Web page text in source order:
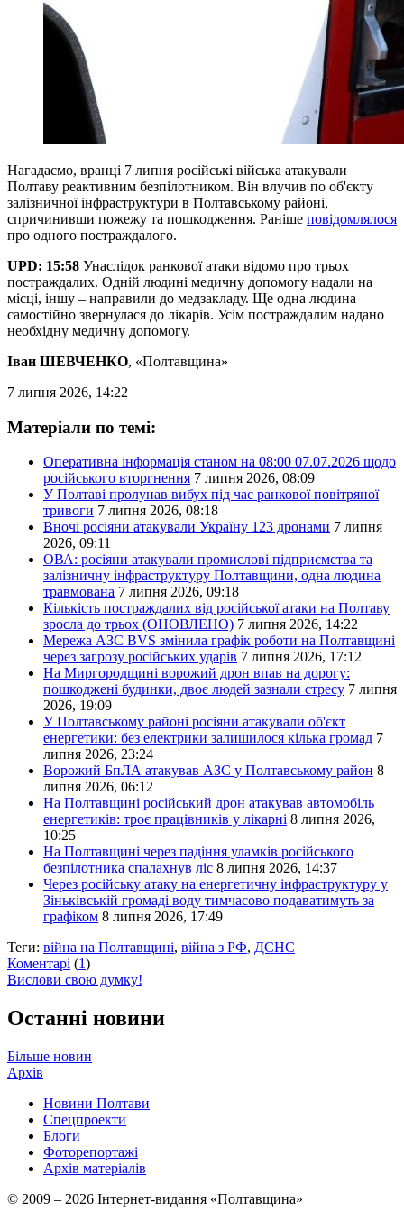
Нагадаємо, вранці 7 липня російські війська атакували
Полтаву реактивним безпілотником. Він влучив по об'єкту
залізничної інфраструктури в Полтавському районі,
спричинивши пожежу та пошкодження. Раніше повідомлялося
про одного постраждалого.
UPD: 15:58 Унаслідок ранкової атаки відомо про трьох
постраждалих. Одній людині медичну допомогу надали на
місці, іншу – направили до медзакладу. Ще одна людина
самостійно звернулася до лікарів. Усім постраждалим надано
необхідну медичну допомогу.
Іван ШЕВЧЕНКО, «Полтавщина»
7 липня 2026, 14:22
Матеріали по темі:
Оперативна інформація станом на 08:00 07.07.2026 щодо
російського вторгнення 7 липня 2026, 08:09
У Полтаві пролунав вибух під час ранкової повітряної
тривоги 7 липня 2026, 08:18
Вночі росіяни атакували Україну 123 дронами 7 липня
2026, 09:11
ОВА: росіяни атакували промислові підприємства та
залізничну інфраструктуру Полтавщини, одна людина
травмована 7 липня 2026, 09:18
Кількість постраждалих від російської атаки на Полтаву
зросла до трьох (ОНОВЛЕНО) 7 липня 2026, 14:22
Мережа АЗС BVS змінила графік роботи на Полтавщині
через загрозу російських ударів 7 липня 2026, 17:12
На Миргородщині ворожий дрон впав на дорогу:
пошкоджені будинки, двоє людей зазнали стресу 7 липня
2026, 19:09
У Полтавському районі росіяни атакували об'єкт
енергетики: без електрики залишилося кілька громад 7
липня 2026, 23:24
Ворожий БпЛА атакував АЗС у Полтавському район 8
липня 2026, 06:12
На Полтавщині російський дрон атакував автомобіль
енергетиків: троє працівників у лікарні 8 липня 2026,
10:25
На Полтавщині через падіння уламків російського
безпілотника спалахнув ліс 8 липня 2026, 14:37
Через російську атаку на енергетичну інфраструктуру у
Зіньківській громаді воду тимчасово подаватимуть за
графіком 8 липня 2026, 17:49
Теги: війна на Полтавщині, війна з РФ, ДСНС
Коментарі (1)
Вислови свою думку!
Останні новини
Більше новин
Архів
Новини Полтави
Спецпроекти
Блоги
Фоторепортажі
Архів матеріалів
© 2009 – 2026 Інтернет-видання «Полтавщина»